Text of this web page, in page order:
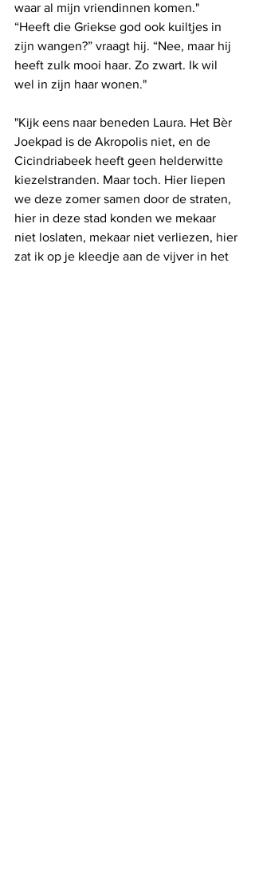
waar al mijn vriendinnen komen."
“Heeft die Griekse god ook kuiltjes in
zijn wangen?” vraagt hij. “Nee, maar hij
heeft zulk mooi haar. Zo zwart. Ik wil
wel in zijn haar wonen."
"Kijk eens naar beneden Laura. Het Bèr
Joekpad is de Akropolis niet, en de
Cicindriabeek heeft geen helderwitte
kiezelstranden. Maar toch. Hier liepen
we deze zomer samen door de straten,
hier in deze stad konden we mekaar
niet loslaten, mekaar niet verliezen, hier
zat ik op je kleedje aan de vijver in het